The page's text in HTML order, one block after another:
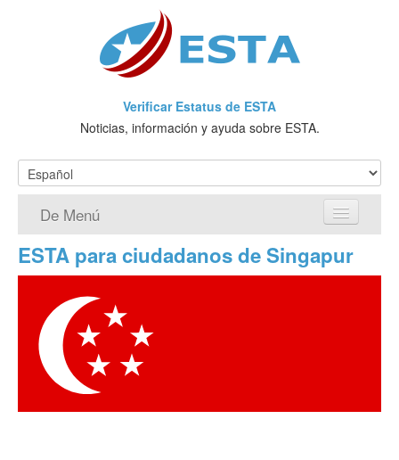
Verificar Estatus de ESTA
Noticias, información y ayuda sobre ESTA.
De Menú
Página de inicio
Solicitud ESTA
¿Qué es ESTA?
VWP
Verificar ESTA
ESTA para ciudadanos de Singapur